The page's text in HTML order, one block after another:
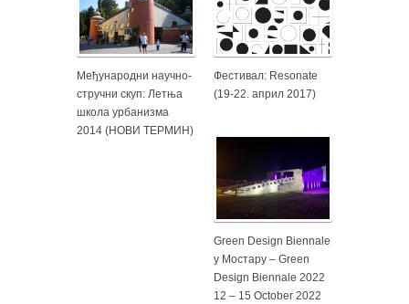
Међународни научно-
стручни скуп: Летња
школа урбанизма
2014 (НОВИ ТЕРМИН)
Фестивал: Resonate
(19-22. април 2017)
Green Design Biennale
у Мостару – Green
Design Biennale 2022
12 – 15 October 2022